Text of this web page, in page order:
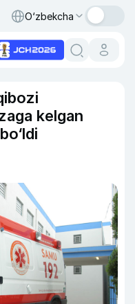
O‘zbekcha
kelgan